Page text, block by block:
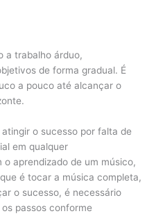
a trabalho árduo,
de forma gradual. É
a pouco até alcançar o
o sucesso por falta de
em qualquer
aprendizado de um músico,
é tocar a música completa,
o sucesso, é necessário
passos conforme